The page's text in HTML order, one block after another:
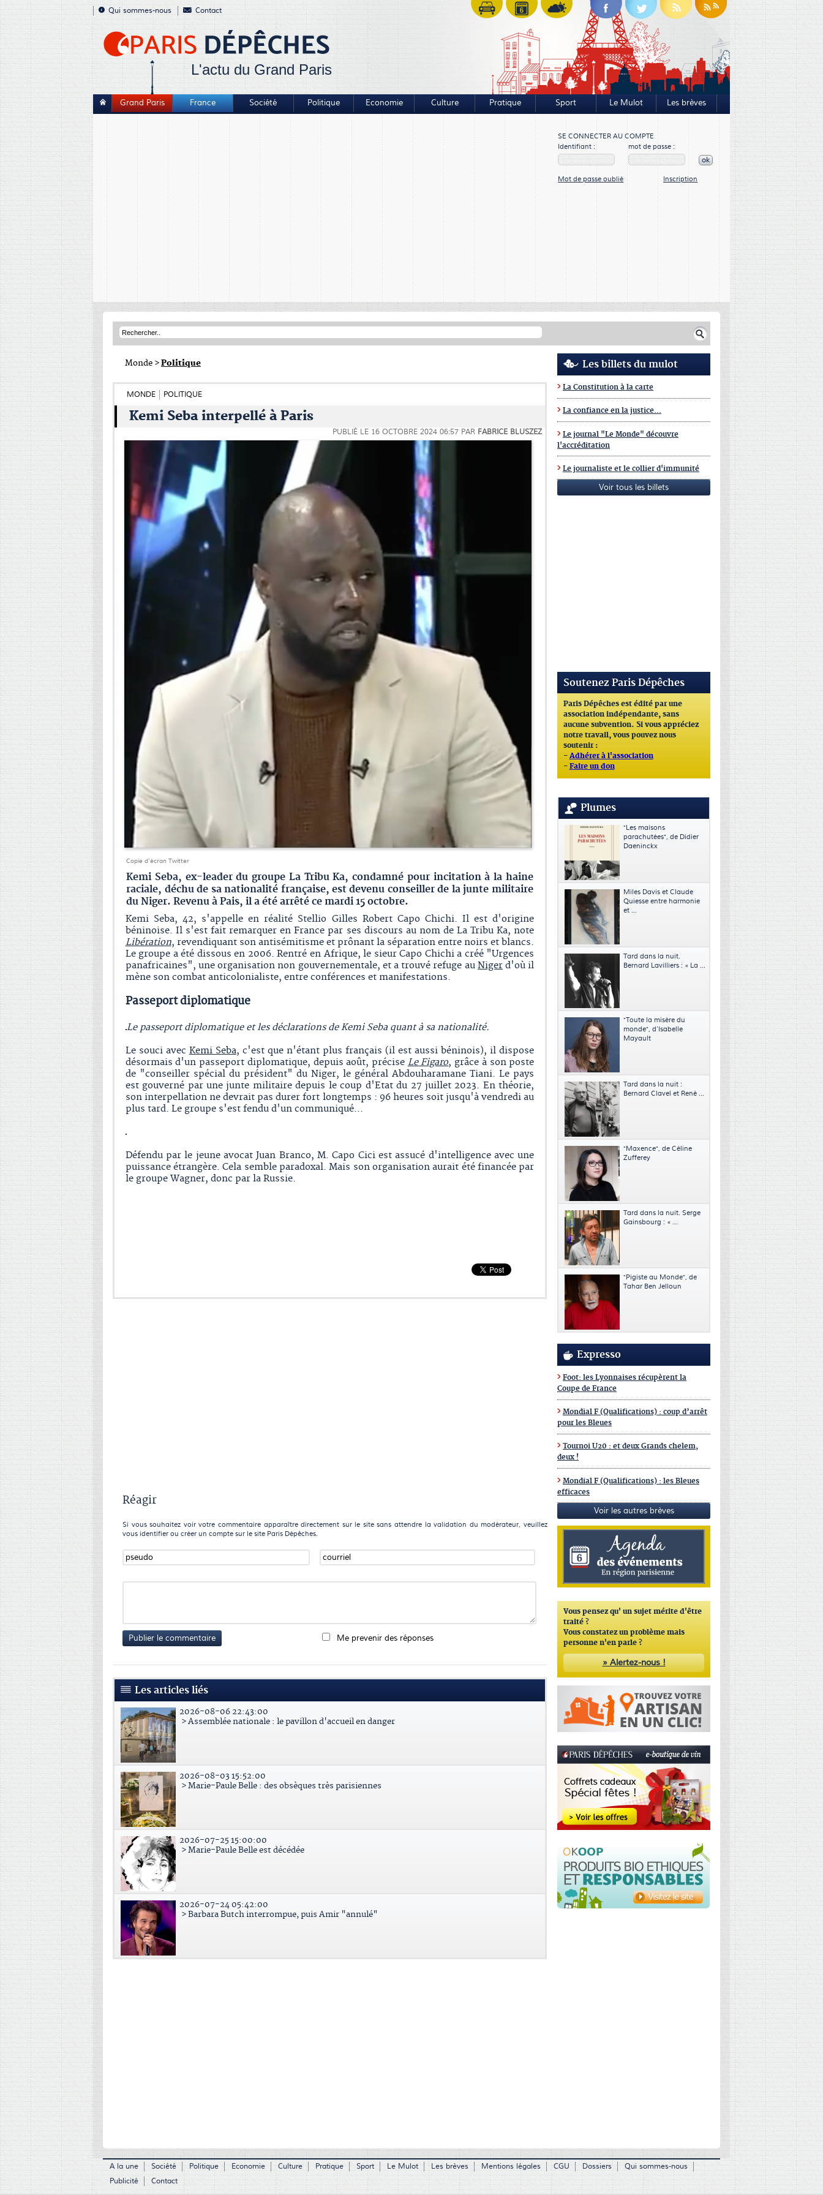
Qui sommes-nous Contact
L'actu du Grand Paris
Grand Paris France Société Politique Economie Culture Pratique Sport Le Mulot Les brèves
SE CONNECTER AU COMPTE
Identifiant :
mot de passe :
ok
Mot de passe oublié Inscription
Monde >Politique
MONDE POLITIQUE
Kemi Seba interpellé à Paris
PUBLIÉ LE 16 OCTOBRE 2024 06:57 PAR FABRICE BLUSZEZ
Copie d'écran Twitter
Kemi Seba, ex-leader du groupe La Tribu Ka, condamné pour incitation à la haine
raciale, déchu de sa nationalité française, est devenu conseiller de la junte militaire
du Niger. Revenu à Pais, il a été arrêté ce mardi 15 octobre.
Kemi Seba, 42, s'appelle en réalité Stellio Gilles Robert Capo Chichi. Il est d'origine
béninoise. Il s'est fait remarquer en France par ses discours au nom de La Tribu Ka, note
Libération, revendiquant son antisémitisme et prônant la séparation entre noirs et blancs.
Le groupe a été dissous en 2006. Rentré en Afrique, le sieur Capo Chichi a créé "Urgences
panafricaines", une organisation non gouvernementale, et a trouvé refuge au Nigerd'où il
mène son combat anticolonialiste, entre conférences et manifestations.
Passeport diplomatique
Le passeport diplomatique et les déclarations de Kemi Seba quant à sa nationalité.
Le souci avec Kemi Seba, c'est que n'étant plus français (il est aussi béninois), il dispose
désormais d'un passeport diplomatique, depuis août, précise Le Figaro, grâce à son poste
de "conseiller spécial du président" du Niger, le général Abdouharamane Tiani. Le pays
est gouverné par une junte militaire depuis le coup d'Etat du 27 juillet 2023. En théorie,
son interpellation ne devrait pas durer fort longtemps : 96 heures soit jusqu'à vendredi au
plus tard. Le groupe s'est fendu d'un communiqué...
Défendu par le jeune avocat Juan Branco, M. Capo Cici est assucé d'intelligence avec une
puissance étrangère. Cela semble paradoxal. Mais son organisation aurait été financée par
le groupe Wagner, donc par la Russie.
Réagir
Si vous souhaitez voir votre commentaire apparaître directement sur le site sans attendre la validation du modérateur, veuillez
vous identifier ou créer un compte sur le site Paris Dépêches.
Publier le commentaire Me prevenir des réponses
Les articles liés
2026-08-06 22:43:00
> Assemblée nationale : le pavillon d'accueil en danger
2026-08-03 15:52:00
> Marie-Paule Belle : des obsèques très parisiennes
2026-07-25 15:00:00
> Marie-Paule Belle est décédée
2026-07-24 05:42:00
> Barbara Butch interrompue, puis Amir "annulé"
Les billets du mulot
La Constitution à la carte
La confiance en la justice...
Le journal "Le Monde" découvre
l'accréditation
Le journaliste et le collier d'immunité
Voir tous les billets
Soutenez Paris Dépêches
Paris Dépêches est édité par une
association indépendante, sans
aucune subvention. Si vous appréciez
notre travail, vous pouvez nous
soutenir :
- Adhérer à l'association
- Faire un don
Plumes
"Les maisons
parachutées", de Didier
Daeninckx
Miles Davis et Claude
Quiesse entre harmonie
et ...
Tard dans la nuit.
Bernard Lavilliers : « La ...
"Toute la misère du
monde", d’Isabelle
Mayault
Tard dans la nuit :
Bernard Clavel et René ...
"Maxence", de Céline
Zufferey
Tard dans la nuit. Serge
Gainsbourg : « ...
"Pigiste au Monde", de
Tahar Ben Jelloun
Expresso
Foot: les Lyonnaises récupèrent la
Coupe de France
Mondial F (Qualifications) : coup d’arrêt
pour les Bleues
Tournoi U20 : et deux Grands chelem,
deux !
Mondial F (Qualifications) : les Bleues
efficaces
Voir les autres brèves
Vous pensez qu' un sujet mérite d'être
traité ?
Vous constatez un problème mais
personne n'en parle ?
» Alertez-nous !
A la une Société Politique Economie Culture Pratique Sport Le Mulot Les brèves Mentions légales CGU Dossiers
Qui sommes-nous
Publicité
Contact